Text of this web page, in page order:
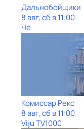
Дальнобойщики
8 авг, сб в 11:00
Че
Комиссар Рекс
8 авг, сб в 11:00
Viju TV1000